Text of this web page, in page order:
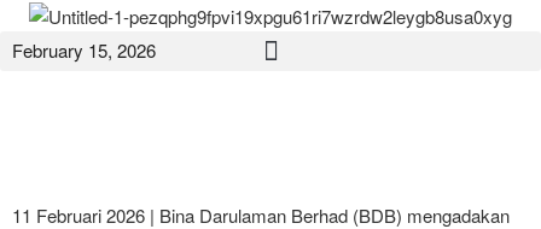
February 15, 2026
11 Februari 2026 | Bina Darulaman Berhad (BDB) mengadakan